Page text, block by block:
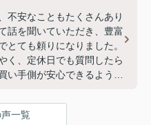
したら、お声がけします
ました。(2026.5.5)
不安なこともたくさんあり
話を聞いていただき、豊富
とても頼りになりました。
く、定休日でも質問したら
い手側が安心できるような
ないと思いますが、もし
んにお願いしたいぐらいで
一覧